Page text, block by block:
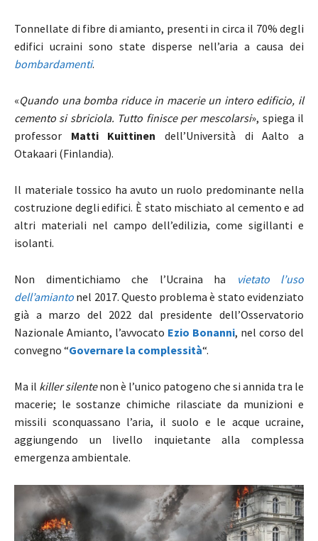
Tonnellate di fibre di amianto, presenti in circa il 70% degli
edifici ucraini sono state disperse nell’aria a causa dei
bombardamenti.
«Quando una bomba riduce in macerie un intero edificio, il
cemento si sbriciola. Tutto finisce per mescolarsi», spiega il
professor Matti Kuittinen dell’Università di Aalto a
Otakaari (Finlandia).
Il materiale tossico ha avuto un ruolo predominante nella
costruzione degli edifici. È stato mischiato al cemento e ad
altri materiali nel campo dell’edilizia, come sigillanti e
isolanti.
Non dimentichiamo che l’Ucraina ha
vietato l’uso
dell’amianto nel 2017. Questo problema è stato evidenziato
già a marzo del 2022 dal presidente dell’Osservatorio
Nazionale Amianto, l’avvocato Ezio Bonanni, nel corso del
convegno “Governare la complessità“.
Ma il killer silentenon è l’unico patogeno che si annida tra le
macerie; le sostanze chimiche rilasciate da munizioni e
missili sconquassano l’aria, il suolo e le acque ucraine,
aggiungendo un livello inquietante alla complessa
emergenza ambientale.